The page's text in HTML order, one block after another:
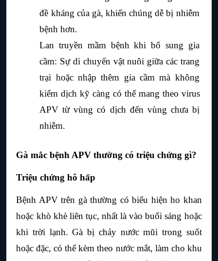
đề kháng của gà, khiến chúng dễ bị nhiễm
bệnh hơn.
Lan truyền mầm bệnh khi bổ sung gia
cầm: Sự di chuyển vật nuôi giữa các trang
trại hoặc nhập thêm gia cầm mà không
kiểm dịch kỹ càng có thể mang theo virus
APV từ vùng có dịch đến vùng chưa bị
nhiễm.
Gà mắc bệnh APV thường có triệu chứng gì?
Triệu chứng hô hấp
Bệnh APV trên gà thường có biểu hiện ho khan
hoặc khò khè liên tục, nhất là vào buổi sáng hoặc
khi trời lạnh. Gà bị chảy nước mũi trong suốt
hoặc đặc, có thể kèm theo nước mắt, làm cho khu